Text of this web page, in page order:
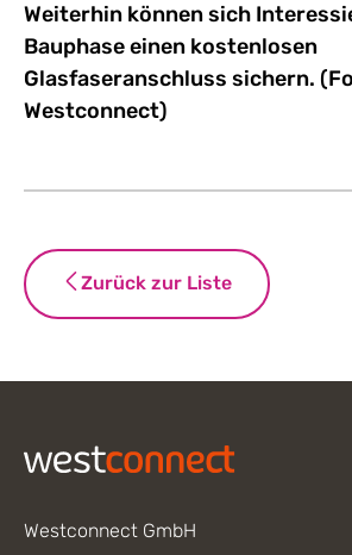
Weiterhin können sich
Bauphase einen kostenlosen
Glasfaseranschluss sichern.
Westconnect)
Zurück zur Liste
Westconnect GmbH